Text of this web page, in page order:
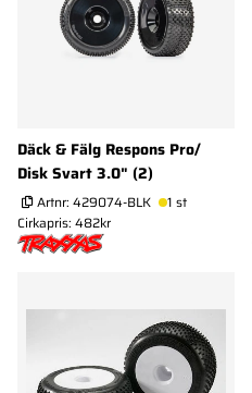
Däck & Fälg Respons Pro/
Disk Svart 3.0" (2)
Artnr: 429074-BLK
1 st
Cirkapris: 482kr